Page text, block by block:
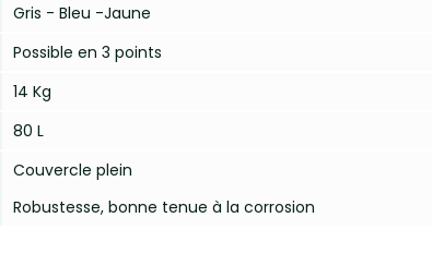
Gris - Bleu -Jaune
Possible en 3 points
14 Kg
80 L
Couvercle plein
Robustesse, bonne tenue à la corrosion